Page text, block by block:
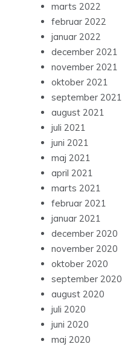
marts 2022
februar 2022
januar 2022
december 2021
november 2021
oktober 2021
september 2021
august 2021
juli 2021
juni 2021
maj 2021
april 2021
marts 2021
februar 2021
januar 2021
december 2020
november 2020
oktober 2020
september 2020
august 2020
juli 2020
juni 2020
maj 2020